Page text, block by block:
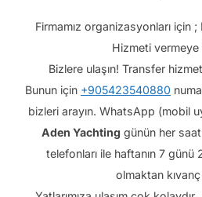
Firmamız organizasyonları için
Hizmeti vermeye
Bizlere ulaşın! Transfer
Bunun için +905423540880
bizleri arayın. WhatsApp (mobil
Aden Yachting günün her
telefonları ile haftanın 7
olmaktan